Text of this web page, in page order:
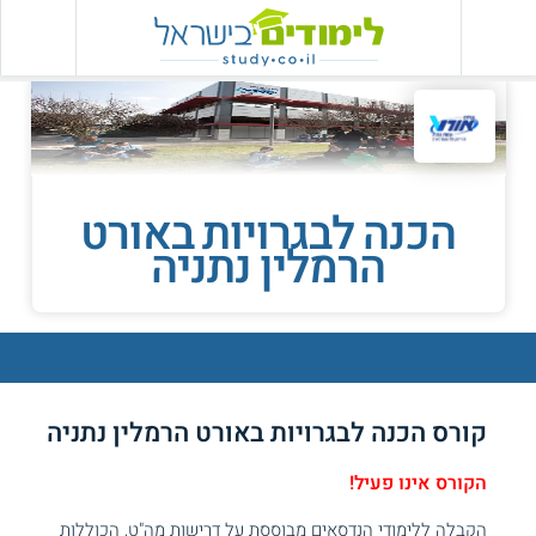
הכנה לבגרויות באורט
הרמלין נתניה
קורס הכנה לבגרויות באורט הרמלין נתניה
הקורס אינו פעיל!
הקבלה ללימודי הנדסאים מבוססת על דרישות מה"ט, הכוללות